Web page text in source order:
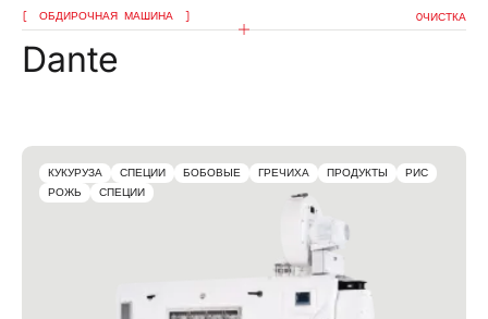
ОБДИРОЧНАЯ МАШИНА OЧИСТКА
Dante
КУКУРУЗА СПЕЦИИ БОБОВЫЕ ГРЕЧИХА ПРОДУКТЫ
РИС
РОЖЬ
СПЕЦИИ